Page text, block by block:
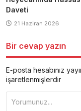
Daveti
21 Haziran 2026
Bir cevap yazın
E-posta hesabınız
işaretlenmişlerdir